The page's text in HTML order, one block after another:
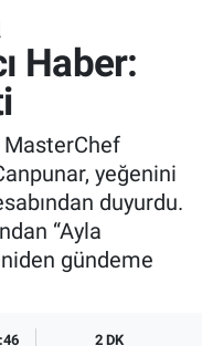
Haber:
yeğenini
duyurdu.
“Ayla
gündeme
2 DK